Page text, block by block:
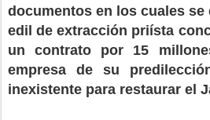
documentos en los cuales se
edil de extracción priísta
un contrato por 15
empresa de su
inexistente para restaurar el